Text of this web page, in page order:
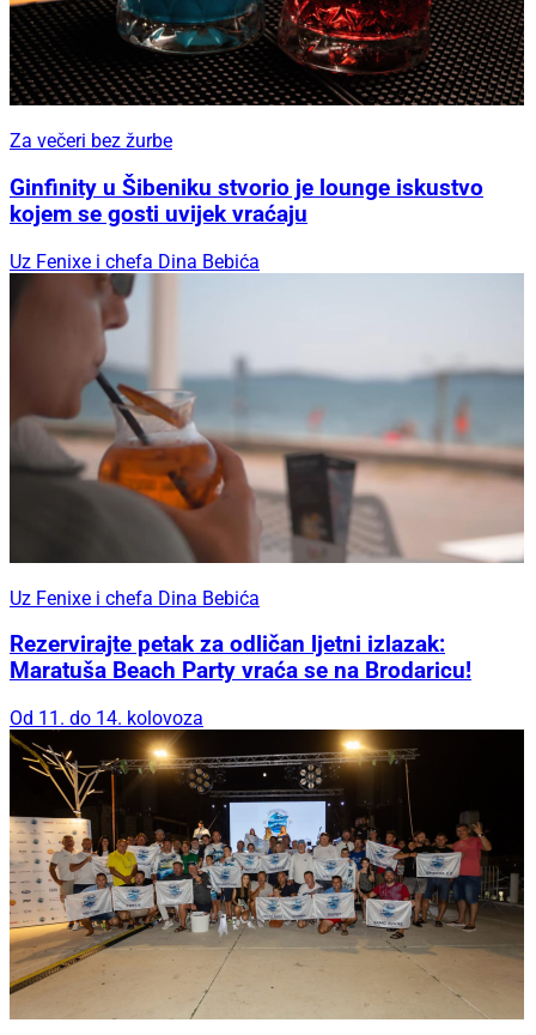
Za večeri bez žurbe
Ginfinity u Šibeniku stvorio je lounge iskustvo
kojem se gosti uvijek vraćaju
Uz Fenixe i chefa Dina Bebića
Uz Fenixe i chefa Dina Bebića
Rezervirajte petak za odličan ljetni izlazak:
Maratuša Beach Party vraća se na Brodaricu!
Od 11. do 14. kolovoza